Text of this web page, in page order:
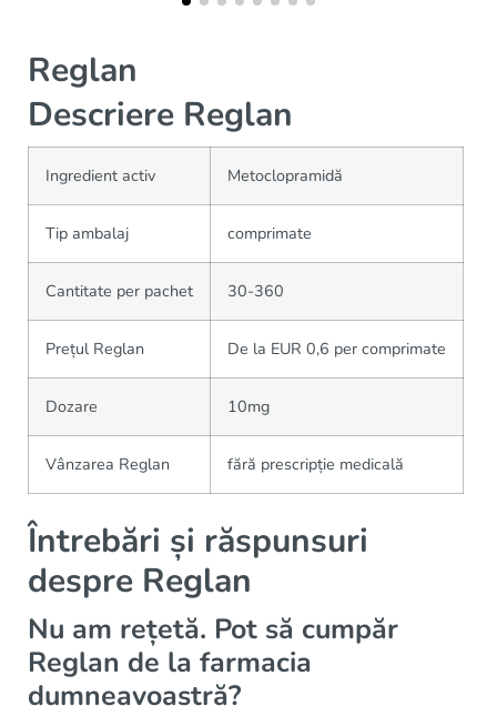
Reglan
Descriere Reglan
Ingredient activ Metoclopramidă
Tip ambalaj comprimate
Cantitate per pachet 30-360
Prețul Reglan De la EUR 0,6 per comprimate
Dozare 10mg
Vânzarea Reglan fără prescripție medicală
Întrebări și răspunsuri
despre Reglan
Nu am rețetă. Pot să cumpăr
Reglan de la farmacia
dumneavoastră?